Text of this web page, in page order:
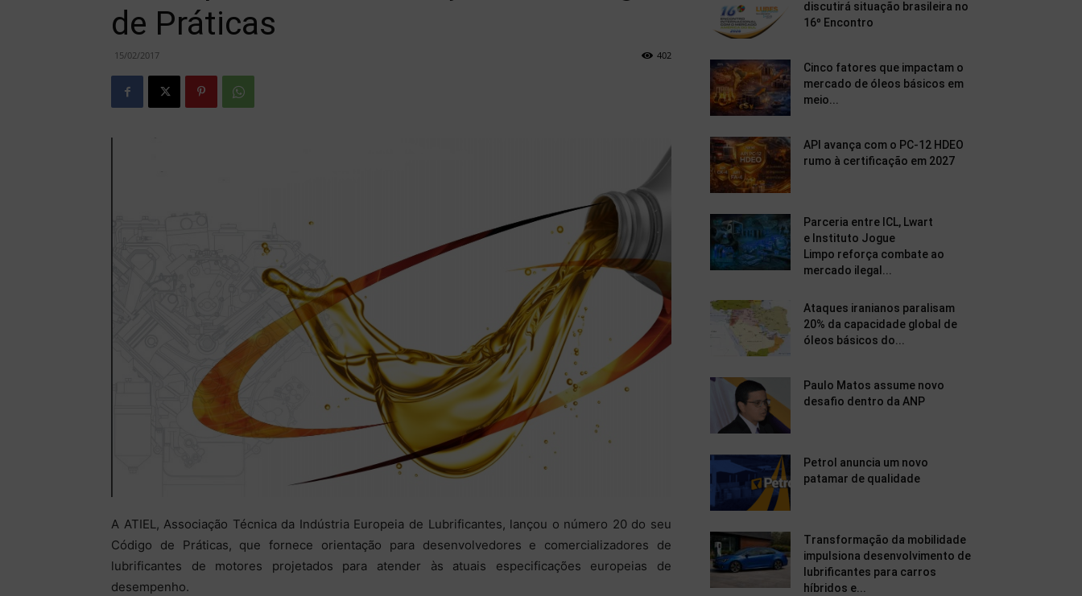
de Práticas
15/02/2017 402
A ATIEL, Associação Técnica da Indústria Europeia de Lubrificantes, lançou o número 20 do seu
Código de Práticas, que fornece orientação para desenvolvedores e comercializadores de
lubrificantes de motores projetados para atender às atuais especificações europeias de
desempenho.
discutirá situação brasileira no
16º Encontro
Cinco fatores que impactam o
mercado de óleos básicos em
meio...
API avança com o PC-12 HDEO
rumo à certificação em 2027
Parceria entre ICL, Lwart
e Instituto Jogue
Limpo reforça combate ao
mercado ilegal...
Ataques iranianos paralisam
20% da capacidade global de
óleos básicos do...
Paulo Matos assume novo
desafio dentro da ANP
Petrol anuncia um novo
patamar de qualidade
Transformação da mobilidade
impulsiona desenvolvimento de
lubrificantes para carros
híbridos e...